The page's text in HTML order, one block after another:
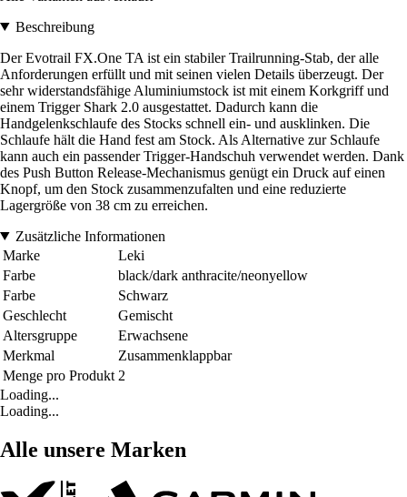
Beschreibung
Der Evotrail FX.One TA ist ein stabiler Trailrunning-Stab, der alle
Anforderungen erfüllt und mit seinen vielen Details überzeugt. Der
sehr widerstandsfähige Aluminiumstock ist mit einem Korkgriff und
einem Trigger Shark 2.0 ausgestattet. Dadurch kann die
Handgelenkschlaufe des Stocks schnell ein- und ausklinken. Die
Schlaufe hält die Hand fest am Stock. Als Alternative zur Schlaufe
kann auch ein passender Trigger-Handschuh verwendet werden. Dank
des Push Button Release-Mechanismus genügt ein Druck auf einen
Knopf, um den Stock zusammenzufalten und eine reduzierte
Lagergröße von 38 cm zu erreichen.
Zusätzliche Informationen
Marke
Leki
Farbe
black/dark anthracite/neonyellow
Farbe
Schwarz
Geschlecht
Gemischt
Altersgruppe
Erwachsene
Merkmal
Zusammenklappbar
Menge pro Produkt 2
Loading...
Loading...
Alle unsere Marken